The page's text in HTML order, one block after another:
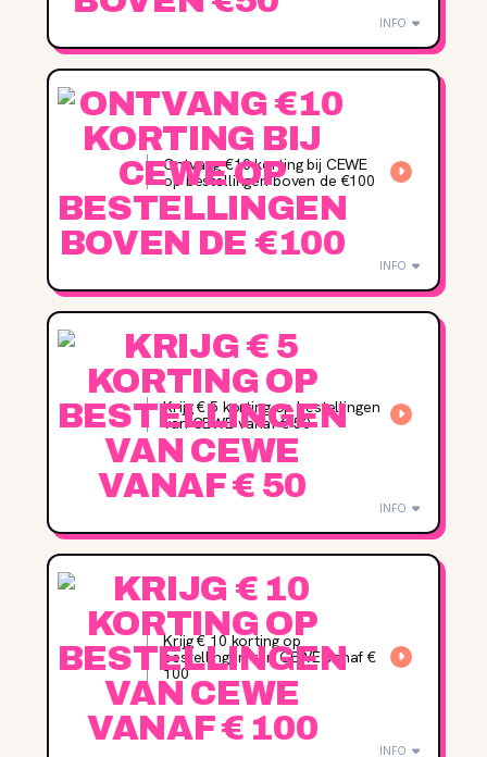
INFO
Ontvang €10 korting bij CEWE
op bestellingen boven de €100
INFO
Krijg € 5 korting op bestellingen
van CEWE vanaf € 50
INFO
Krijg € 10 korting op
bestellingen van CEWE vanaf €
100
INFO